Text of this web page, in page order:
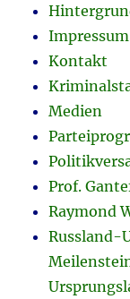
Impressum
Kontakt
Medien
Prof.
Raymond
Russland-